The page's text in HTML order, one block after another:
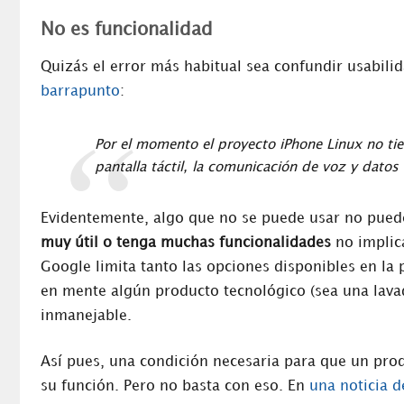
No es funcionalidad
Quizás el error más habitual sea confundir
barrapunto:
Por el momento el proyecto iPhone Linux no
pantalla táctil, la comunicación de voz y datos
Evidentemente, algo que no se puede usar no
muy útil o tenga muchas funcionalidades no
Google limita tanto las opciones disponibles en la
en mente algún producto tecnológico (sea una
inmanejable.
Así pues, una condición necesaria para que un
su función. Pero no basta con eso. En una noticia